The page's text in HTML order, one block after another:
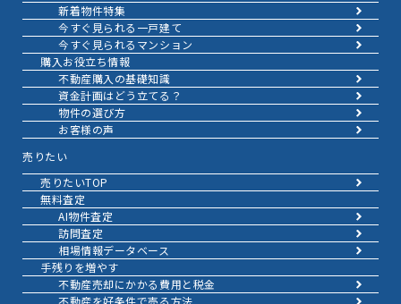
新着物件特集
今すぐ見られる一戸建て
今すぐ見られるマンション
購入お役立ち情報
不動産購入の基礎知識
資金計画はどう立てる？
物件の選び方
お客様の声
売りたい
売りたいTOP
無料査定
AI物件査定
訪問査定
相場情報データベース
手残りを増やす
不動産売却にかかる費用と税金